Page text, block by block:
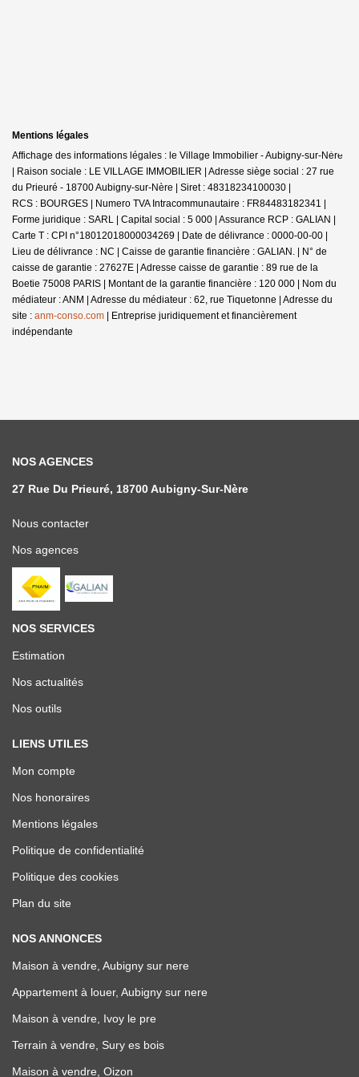
Mentions légales
Affichage des informations légales : le Village Immobilier - Aubigny-sur-Nère
| Raison sociale : LE VILLAGE IMMOBILIER | Adresse siège social : 27 rue
du Prieuré - 18700 Aubigny-sur-Nère | Siret : 48318234100030 |
RCS : BOURGES | Numero TVA Intracommunautaire : FR84483182341 |
Forme juridique : SARL | Capital social : 5 000 | Assurance RCP : GALIAN |
Carte T : CPI n°18012018000034269 | Date de délivrance : 0000-00-00 |
Lieu de délivrance : NC | Caisse de garantie financière : GALIAN. | N° de
caisse de garantie : 27627E | Adresse caisse de garantie : 89 rue de la
Boetie 75008 PARIS | Montant de la garantie financière : 120 000 | Nom du
médiateur : ANM | Adresse du médiateur : 62, rue Tiquetonne | Adresse du
site : anm-conso.com | Entreprise juridiquement et financièrement
indépendante
NOS AGENCES
27 Rue Du Prieuré, 18700 Aubigny-Sur-Nère
Nous contacter
Nos agences
NOS SERVICES
Estimation
Nos actualités
Nos outils
LIENS UTILES
Mon compte
Nos honoraires
Mentions légales
Politique de confidentialité
Politique des cookies
Plan du site
NOS ANNONCES
Maison à vendre, Aubigny sur nere
Appartement à louer, Aubigny sur nere
Maison à vendre, Ivoy le pre
Terrain à vendre, Sury es bois
Maison à vendre, Oizon